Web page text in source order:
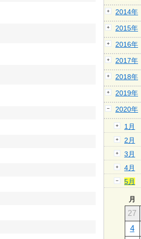
2014年
2015年
2016年
2017年
2018年
2019年
2020年
1月
2月
3月
4月
5月
月
27
4